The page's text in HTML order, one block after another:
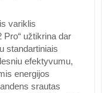
variklis
Pro“ užtikrina dar
standartiniais
efektyvumu,
energijos
srautas